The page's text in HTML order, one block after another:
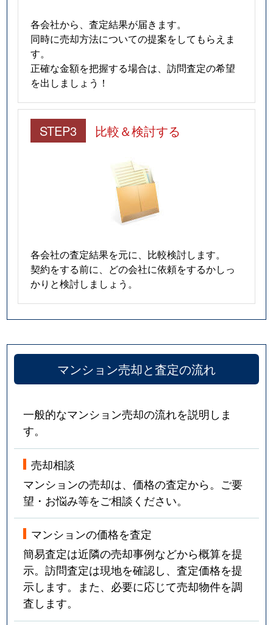
各会社から、査定結果が届きます。
同時に売却方法についての提案をしてもらえま
す。
正確な金額を把握する場合は、訪問査定の希望
を出しましょう！
STEP3 比較＆検討する
各会社の査定結果を元に、比較検討します。
契約をする前に、どの会社に依頼をするかしっ
かりと検討しましょう。
マンション売却と査定の流れ
一般的なマンション売却の流れを説明しま
す。
売却相談
マンションの売却は、価格の査定から。ご要
望・お悩み等をご相談ください。
マンションの価格を査定
簡易査定は近隣の売却事例などから概算を提
示。訪問査定は現地を確認し、査定価格を提
示します。また、必要に応じて売却物件を調
査します。